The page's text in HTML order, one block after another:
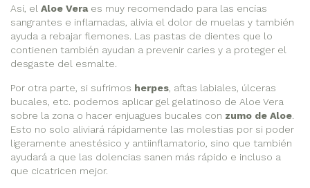
Así, el Aloe Veraes muy recomendado para las encías
sangrantes e inflamadas, alivia el dolor de muelas y también
ayuda a rebajar flemones. Las pastas de dientes que lo
contienen también ayudan a prevenir caries y a proteger el
desgaste del esmalte.
Por otra parte, si sufrimos herpes, aftas labiales, úlceras
bucales, etc. podemos aplicar gel gelatinoso de Aloe Vera
sobre la zona o hacer enjuagues bucales con zumo de Aloe.
Esto no solo aliviará rápidamente las molestias por si poder
ligeramente anestésico y antiinflamatorio, sino que también
ayudará a que las dolencias sanen más rápido e incluso a
que cicatricen mejor.